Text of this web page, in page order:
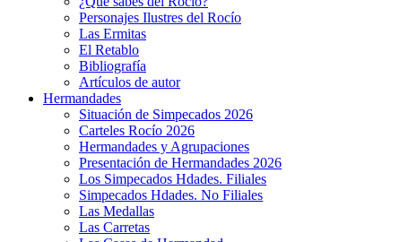
Personajes Ilustres del Rocío
Las Ermitas
El Retablo
Bibliografía
Artículos de autor
Hermandades
Situación de Simpecados 2026
Carteles Rocío 2026
Hermandades y Agrupaciones
Presentación de Hermandades 2026
Los Simpecados Hdades. Filiales
Simpecados Hdades. No Filiales
Las Medallas
Las Carretas